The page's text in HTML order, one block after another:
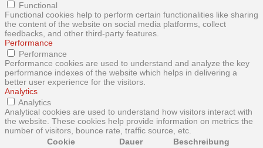
Functional
Functional cookies help to perform certain functionalities like sharing
the content of the website on social media platforms, collect
feedbacks, and other third-party features.
Performance
Performance
Performance cookies are used to understand and analyze the key
performance indexes of the website which helps in delivering a
better user experience for the visitors.
Analytics
Analytics
Analytical cookies are used to understand how visitors interact with
the website. These cookies help provide information on metrics the
number of visitors, bounce rate, traffic source, etc.
Cookie
Dauer Beschreibung